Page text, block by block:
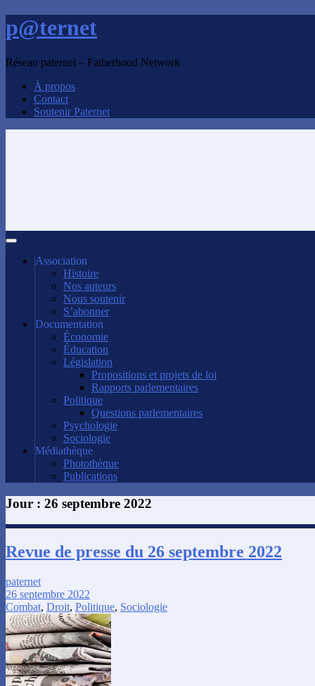
p@ternet
Réseau paternel – Fatherhood Network
À propos
Contact
Soutenir Paternet
Association
Histoire
Nos auteurs
Nous soutenir
S’abonner
Documentation
Économie
Éducation
Législation
Propositions et projets de loi
Rapports parlementaires
Politique
Questions parlementaires
Psychologie
Sociologie
Médiathèque
Photothèque
Publications
Jour : 26 septembre 2022
Revue de presse du 26 septembre 2022
paternet
26 septembre 2022
Combat, Droit, Politique, Sociologie